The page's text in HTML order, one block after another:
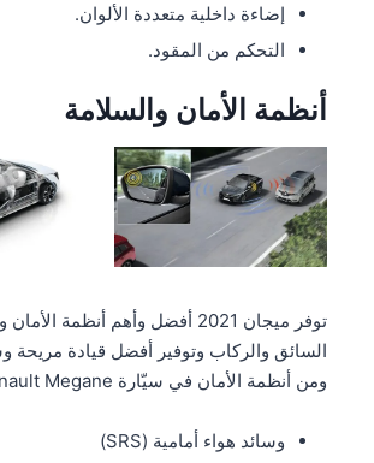
إضاءة داخلية متعددة الألوان.
التحكم من المقود.
أنظمة الأمان والسلامة
توفر ميجان 2021 أفضل وأهم أنظمة
السائق والركاب وتوفير أفضل قيادة مريحة
ومن أنظمة الأمان في سيّارة Renault Megane كالأتي:
وسائد هواء أمامية (SRS)